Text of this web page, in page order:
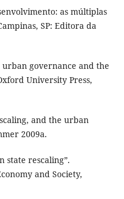
as múltiplas
SP: Editora da
urban governance and the
University Press,
and the urban
2009a.
state rescaling”.
and Society,